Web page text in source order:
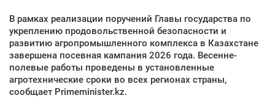
В рамках реализации поручений Главы государства по
укреплению продовольственной безопасности и
развитию агропромышленного комплекса в Казахстане
завершена посевная кампания 2026 года. Весенне-
полевые работы проведены в установленные
агротехнические сроки во всех регионах страны,
сообщает Primeminister.kz.